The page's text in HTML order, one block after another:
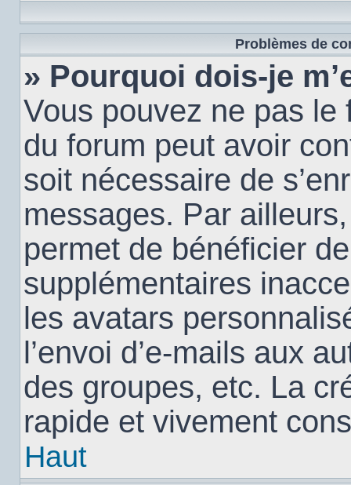
Problèmes de
» Pourquoi dois-je
Vous pouvez ne pas le
du forum peut avoir
soit nécessaire de
messages. Par
permet de bénéficier
supplémentaires
les avatars
l’envoi d’e-mails aux
des groupes, etc. La
rapide et vivement
Haut